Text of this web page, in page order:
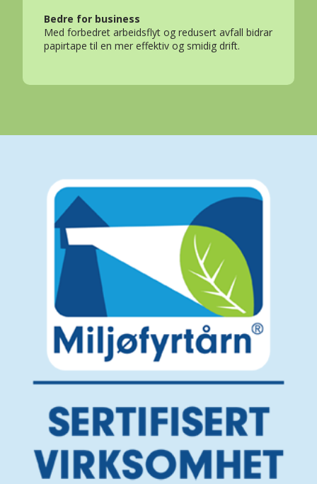
Bedre for business
Med forbedret arbeidsflyt og redusert avfall bidrar
papirtape til en mer effektiv og smidig drift.